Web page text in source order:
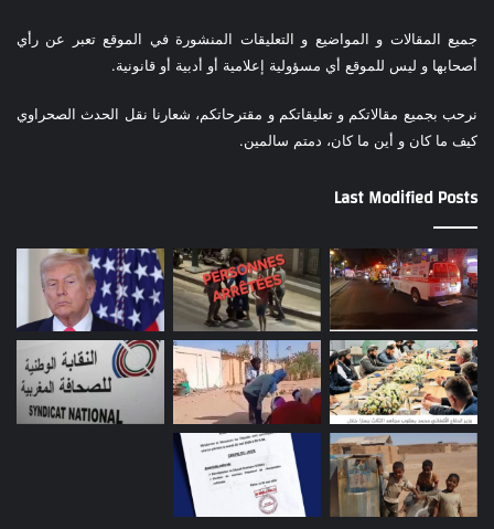
جميع المقالات و المواضيع و التعليقات المنشورة في الموقع تعبر عن رأي
أصحابها و ليس للموقع أي مسؤولية إعلامية أو أدبية أو قانونية.
نرحب بجميع مقالاتكم و تعليقاتكم و مقترحاتكم، شعارنا نقل الحدث الصحراوي
كيف ما كان و أين ما كان، دمتم سالمين.
Last Modified Posts